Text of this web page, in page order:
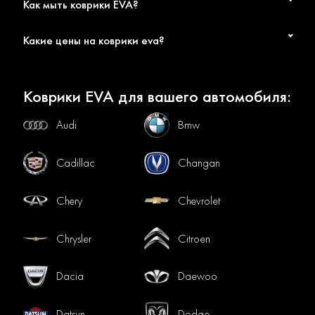
Как мыть коврики EVA?
Какие цены на коврики eva?
Коврики EVA для вашего автомобиля:
Audi Bmw
Cadillac Changan
Chery Chevrolet
Chrysler Citroen
Dacia Daewoo